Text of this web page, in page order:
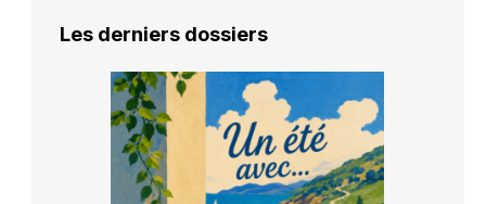
Les derniers dossiers